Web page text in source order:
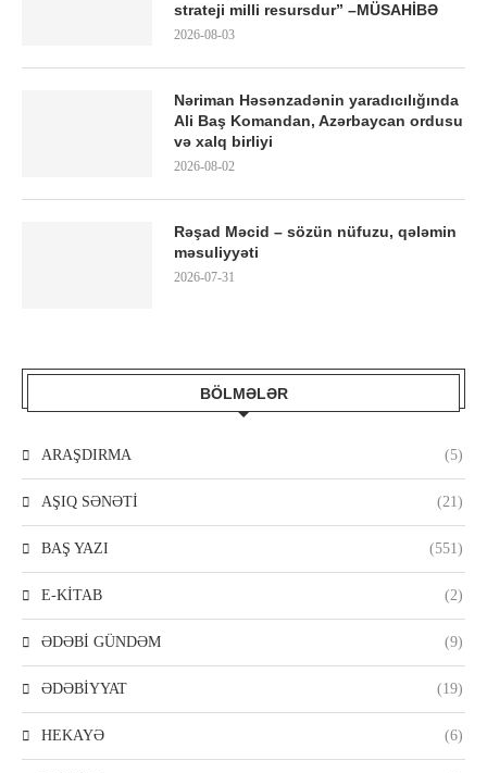
strateji milli resursdur” –MÜSAHİBƏ
2026-08-03
Nəriman Həsənzadənin yaradıcılığında
Ali Baş Komandan, Azərbaycan ordusu
və xalq birliyi
2026-08-02
Rəşad Məcid – sözün nüfuzu, qələmin
məsuliyyəti
2026-07-31
BÖLMƏLƏR
ARAŞDIRMA (5)
AŞIQ SƏNƏTİ (21)
BAŞ YAZI (551)
E-KİTAB (2)
ƏDƏBİ GÜNDƏM (9)
ƏDƏBİYYAT (19)
HEKAYƏ (6)